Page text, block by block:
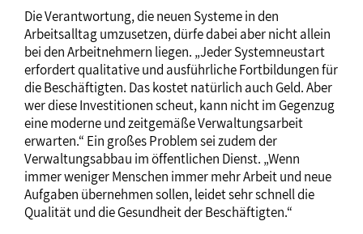
Die Verantwortung, die neuen Systeme in den
Arbeitsalltag umzusetzen, dürfe dabei aber nicht allein
bei den Arbeitnehmern liegen. „Jeder Systemneustart
erfordert qualitative und ausführliche Fortbildungen für
die Beschäftigten. Das kostet natürlich auch Geld. Aber
wer diese Investitionen scheut, kann nicht im Gegenzug
eine moderne und zeitgemäße Verwaltungsarbeit
erwarten.“ Ein großes Problem sei zudem der
Verwaltungsabbau im öffentlichen Dienst. „Wenn
immer weniger Menschen immer mehr Arbeit und neue
Aufgaben übernehmen sollen, leidet sehr schnell die
Qualität und die Gesundheit der Beschäftigten.“